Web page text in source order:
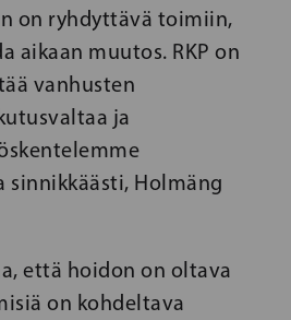
on ryhdyttävä toimiin,
aikaan muutos. RKP on
vanhusten
ja
sinnikkäästi, Holmäng
että hoidon on oltava
on kohdeltava